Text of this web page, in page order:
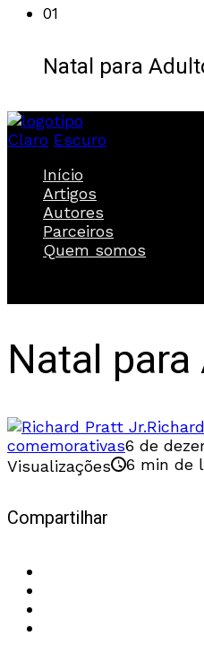
01
Natal para
Claro Escuro
Início
Artigos
Autores
Parceiros
Quem somos
Natal
comemorativas6 de
Visualizações
6 min de
Compartilhar